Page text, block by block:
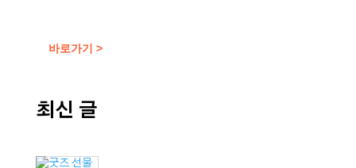
바로가기 >
최신 글